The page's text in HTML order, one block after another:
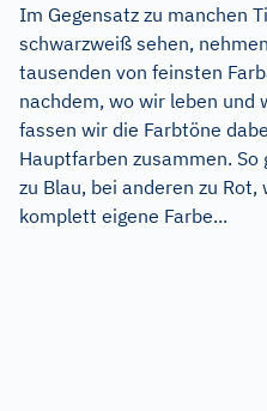
Im Gegensatz zu manchen
schwarzweiß sehen,
tausenden von feinsten
nachdem, wo wir leben und
fassen wir die Farbtöne
Hauptfarben zusammen.
zu Blau, bei anderen zu
komplett eigene Farbe...